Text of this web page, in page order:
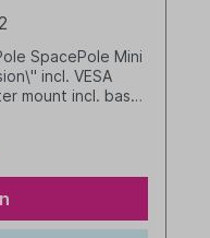
SpacePole Mini
incl. VESA
mount incl. base